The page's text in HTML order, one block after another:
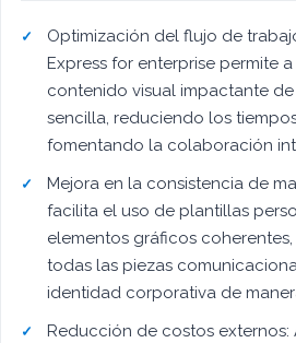
Optimización del flujo de
Express for enterprise permite
contenido visual impactante
sencilla, reduciendo los
fomentando la colaboración
Mejora en la consistencia de
facilita el uso de plantillas
elementos gráficos
todas las piezas
identidad corporativa de
Reducción de costos